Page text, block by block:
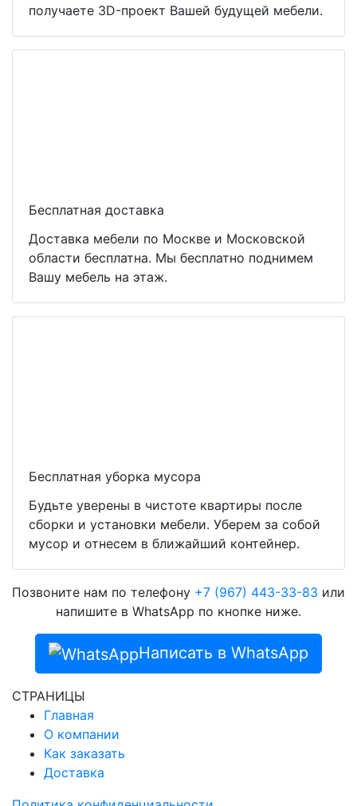
получаете 3D-проект Вашей будущей мебели.
Бесплатная доставка
Доставка мебели по Москве и Московской
области бесплатна. Мы бесплатно поднимем
Вашу мебель на этаж.
Бесплатная уборка мусора
Будьте уверены в чистоте квартиры после
сборки и установки мебели. Уберем за собой
мусор и отнесем в ближайший контейнер.
Позвоните нам по телефону +7 (967) 443-33-83 или
напишите в WhatsApp по кнопке ниже.
Написать в WhatsApp
СТРАНИЦЫ
Главная
О компании
Как заказать
Доставка